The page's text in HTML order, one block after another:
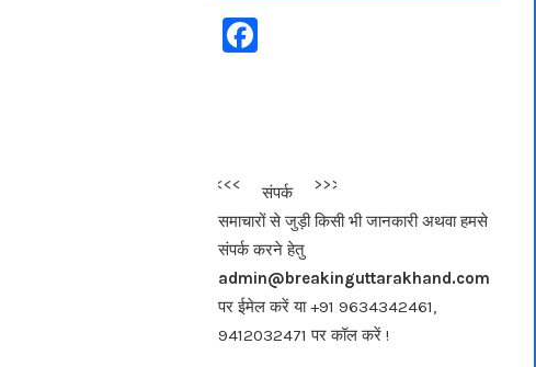
F
b
o
o
k
<<<संपर्क>>>
समाचारों से जुड़ी किसी भी जानकारी अथवा हमसे
संपर्क करने हेतु
admin@breakinguttarakhand.com
पर ईमेल करें या +91 9634342461,
9412032471 पर कॉल करें !